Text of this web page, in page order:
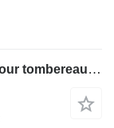
Compresseur pneumatique 4N-7378 pour tombereau rigide Caterpillar 773E/657E/637G/631G